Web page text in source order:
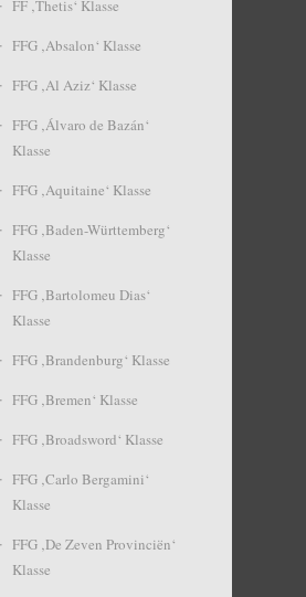
FF ‚Thetis‘ Klasse
FFG ‚Absalon‘ Klasse
FFG ‚Al Aziz‘ Klasse
FFG ‚Álvaro de Bazán‘
Klasse
FFG ‚Aquitaine‘ Klasse
FFG ‚Baden-Württemberg‘
Klasse
FFG ‚Bartolomeu Dias‘
Klasse
FFG ‚Brandenburg‘ Klasse
FFG ‚Bremen‘ Klasse
FFG ‚Broadsword‘ Klasse
FFG ‚Carlo Bergamini‘
Klasse
FFG ‚De Zeven Provinciën‘
Klasse